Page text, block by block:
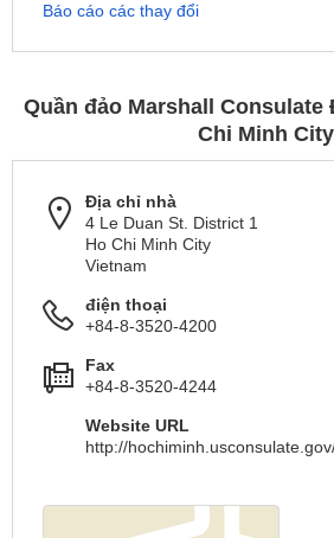
Báo cáo các thay đổi
Quần đảo Marshall
Chi Minh City
Địa chỉ nhà
4 Le Duan St. District 1
Ho Chi Minh City
Vietnam
điện thoại
+84-8-3520-4200
Fax
+84-8-3520-4244
Website URL
http://